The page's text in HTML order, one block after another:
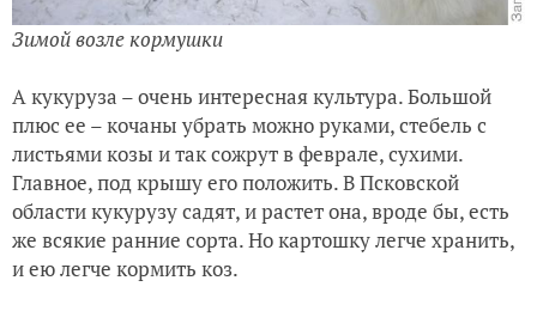
Зимой возле кормушки
А кукуруза – очень интересная культура. Большой
плюс ее – кочаны убрать можно руками, стебель с
листьями козы и так сожрут в феврале, сухими.
Главное, под крышу его положить. В Псковской
области кукурузу садят, и растет она, вроде бы, есть
же всякие ранние сорта. Но картошку легче хранить,
и ею легче кормить коз.